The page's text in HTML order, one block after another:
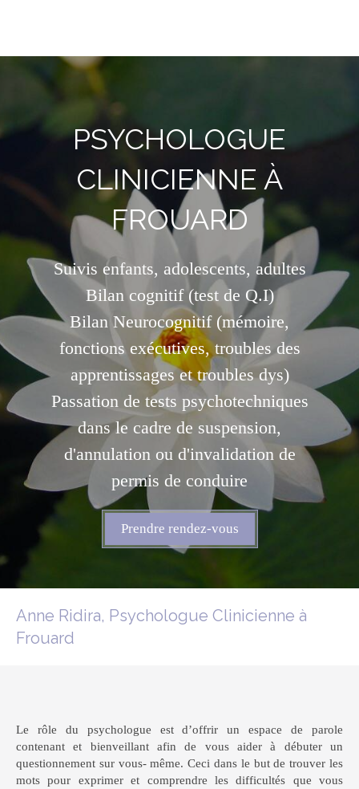
PSYCHOLOGUE
CLINICIENNE À
FROUARD
Suivis enfants, adolescents, adultes
Bilan cognitif (test de Q.I)
Bilan Neurocognitif (mémoire,
fonctions exécutives, troubles des
apprentissages et troubles dys)
Passation de tests psychotechniques
dans le cadre de suspension,
d'annulation ou d'invalidation de
permis de conduire
Prendre rendez-vous
Anne Ridira, Psychologue Clinicienne à
Frouard
Le rôle du psychologue est d’offrir un espace de parole
contenant et bienveillant afin de vous aider à débuter un
questionnement sur vous- même. Ceci dans le but de trouver les
mots pour exprimer et comprendre les difficultés que vous